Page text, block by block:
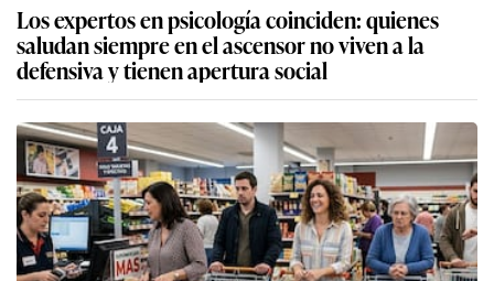
Los expertos en psicología coinciden: quienes
saludan siempre en el ascensor no viven a la
defensiva y tienen apertura social